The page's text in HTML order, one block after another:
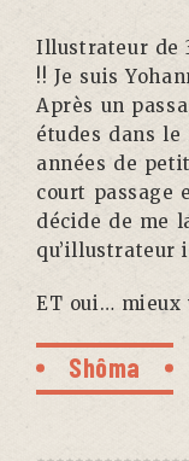
Illustrateur de
!! Je suis
Après un
études dans le
années de
court passage
décide de me
qu’illustrateur
ET oui… mieux
Shôma